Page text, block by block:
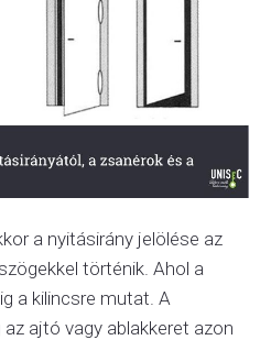
a nyitásirány jelölése az
történik. Ahol a
a kilincsre mutat. A
ajtó vagy ablakkeret azon